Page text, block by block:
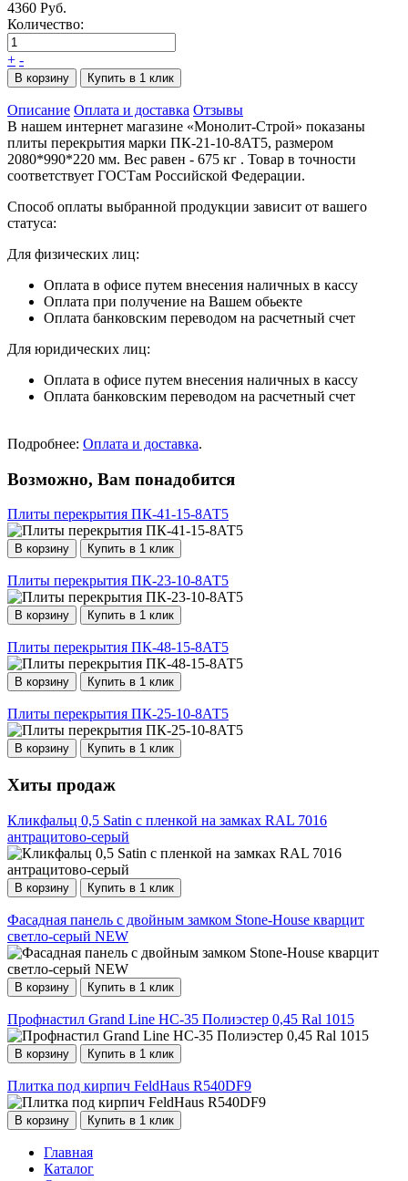
4360 Руб.
Количество:
+ -
В корзину Купить в 1 клик
Описание Оплата и доставка Отзывы
В нашем интернет магазине «Монолит-Строй» показаны
плиты перекрытия марки ПК-21-10-8АТ5, размером
2080*990*220 мм. Вес равен - 675 кг . Товар в точности
соответствует ГОСТам Российской Федерации.
Способ оплаты выбранной продукции зависит от вашего
статуса:
Для физических лиц:
Оплата в офисе путем внесения наличных в кассу
Оплата при получение на Вашем обьекте
Оплата банковским переводом на расчетный счет
Для юридических лиц:
Оплата в офисе путем внесения наличных в кассу
Оплата банковским переводом на расчетный счет
Подробнее: Оплата и доставка.
Возможно, Вам понадобится
Плиты перекрытия ПК-41-15-8АТ5
В корзину Купить в 1 клик
Плиты перекрытия ПК-23-10-8АТ5
В корзину Купить в 1 клик
Плиты перекрытия ПК-48-15-8АТ5
В корзину Купить в 1 клик
Плиты перекрытия ПК-25-10-8АТ5
В корзину Купить в 1 клик
Хиты продаж
Кликфальц 0,5 Satin с пленкой на замках RAL 7016
антрацитово-серый
В корзину Купить в 1 клик
Фасадная панель c двойным замком Stone-House кварцит
светло-серый NEW
В корзину Купить в 1 клик
Профнастил Grand Line НС-35 Полиэстер 0,45 Ral 1015
В корзину Купить в 1 клик
Плитка под кирпич FeldHaus R540DF9
В корзину Купить в 1 клик
Главная
Каталог